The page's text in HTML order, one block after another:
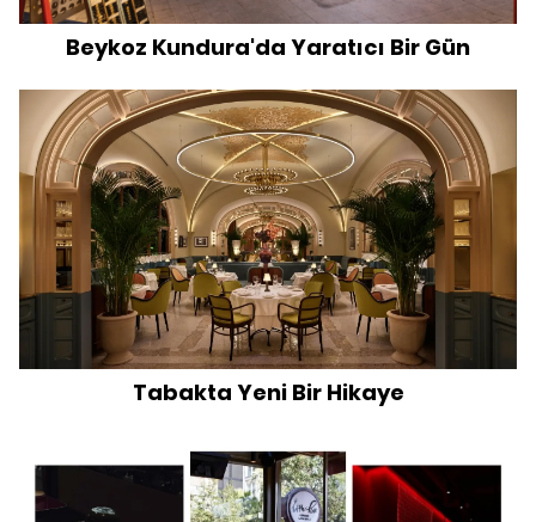
Beykoz Kundura'da Yaratıcı Bir Gün
Tabakta Yeni Bir Hikaye